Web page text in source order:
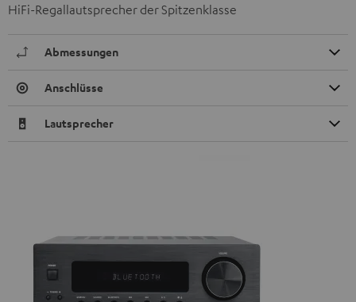
HiFi-Regallautsprecher der Spitzenklasse
Abmessungen
Anschlüsse
Lautsprecher